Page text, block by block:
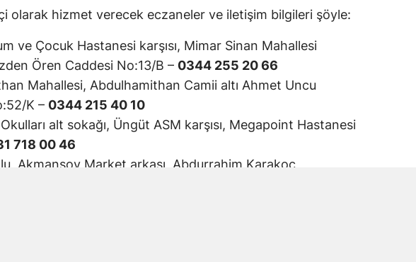
olarak hizmet verecek eczaneler ve iletişim bilgileri şöyle:
ve Çocuk Hastanesi karşısı, Mimar Sinan Mahallesi
Ören Caddesi No:13/B – 0344 255 20 66
Mahallesi, Abdulhamithan Camii altı Ahmet Uncu
K – 0344 215 40 10
alt sokağı, Üngüt ASM karşısı, Megapoint Hastanesi
718 00 46
Akmansoy Market arkası, Abdurrahim Karakoç